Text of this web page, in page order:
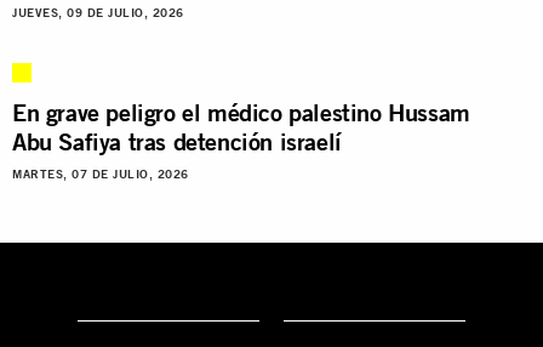
JUEVES, 09 DE JULIO, 2026
En grave peligro el médico palestino Hussam
Abu Safiya tras detención israelí
MARTES, 07 DE JULIO, 2026